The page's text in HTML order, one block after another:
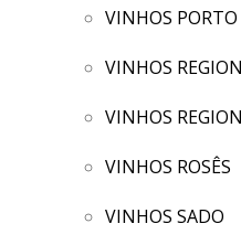
VINHOS PORTO
VINHOS
VINHOS
VINHOS ROSÊS
VINHOS SADO